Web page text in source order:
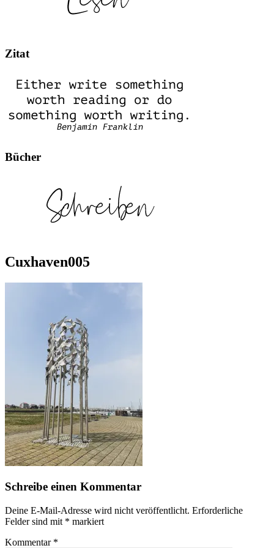
Zitat
Bücher
Cuxhaven005
Schreibe einen Kommentar
Deine E-Mail-Adresse wird nicht veröffentlicht. Erforderliche
Felder sind mit * markiert
Kommentar *